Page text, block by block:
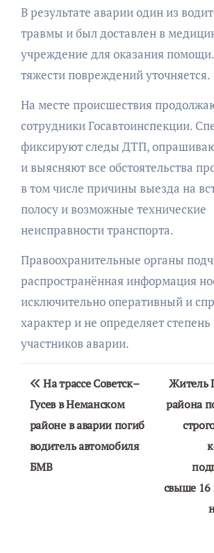
В результате аварии один из
травмы и был доставлен в
учреждение для оказания
тяжести повреждений уточняется.
На месте происшествия
сотрудники Госавтоинспекции.
фиксируют следы ДТП,
и выясняют все обстоятельства
в том числе причины выезда на
полосу и возможные технические
неисправности транспорта.
Правоохранительные органы
распространённая информация
исключительно оперативный и
характер и не определяет
участников аварии.
Навигация
по
записям
На трассе Советск–
Гусев в Неманском
районе в аварии погиб
водитель автомобиля
БМВ
Житель
района
свыше 16